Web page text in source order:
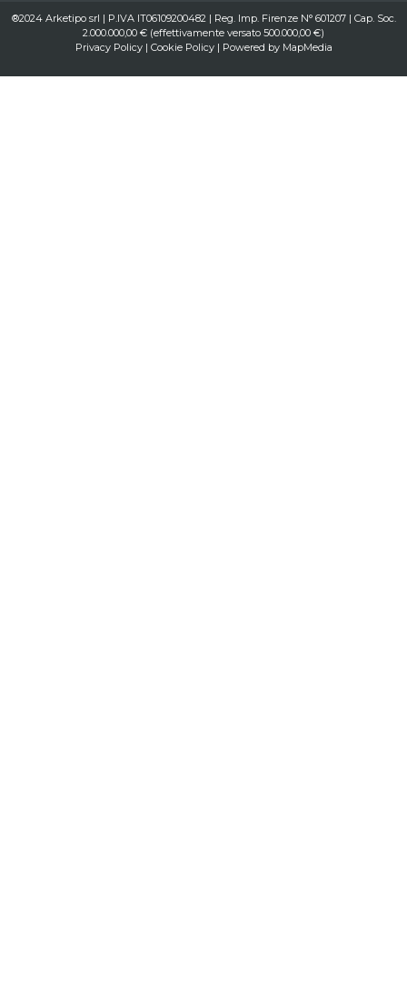
®2024 Arketipo srl | P.IVA IT06109200482 | Reg. Imp. Firenze N° 601207 | Cap. Soc.
2.000.000,00 € (effettivamente versato 500.000,00 €)
Privacy Policy| Cookie Policy| Powered by MapMedia